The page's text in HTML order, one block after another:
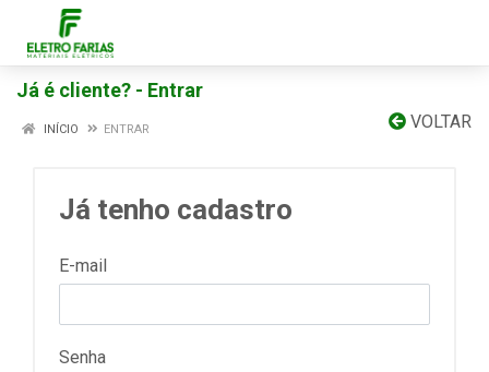
Já é cliente? - Entrar
VOLTAR
INÍCIO ENTRAR
Já tenho cadastro
E-mail
Senha